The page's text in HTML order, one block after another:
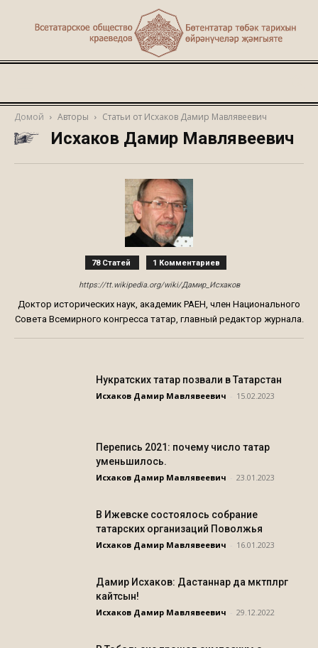
җир
Домой Авторы Статьи от Исхаков Дамир Мавлявеевич
Исхаков Дамир Мавлявеевич
78 Статей 1 Комментариев
https://tt.wikipedia.org/wiki/Дамир_Исхаков
Доктор исторических наук, академик РАЕН, член Национального
Совета Всемирного конгресса татар, главный редактор журнала.
Нукратских татар позвали в Татарстан
Исхаков Дамир Мавлявеевич 15.02.2023
Перепись 2021: почему число татар
уменьшилось.
Исхаков Дамир Мавлявеевич 23.01.2023
В Ижевске состоялось собрание
татарских организаций Поволжья
Исхаков Дамир Мавлявеевич 16.01.2023
Дамир Исхаков: Дастаннар да мәктәпләргә
кайтсын!
Исхаков Дамир Мавлявеевич 29.12.2022